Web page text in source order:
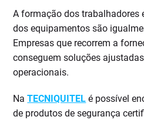
A formação dos trabalhadores
dos equipamentos são
Empresas que recorrem a
conseguem soluções
operacionais.
NaTECNIQUITEL é possível
de produtos de segurança